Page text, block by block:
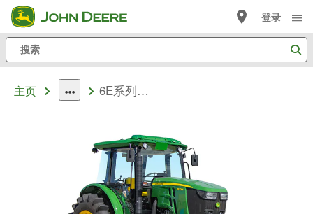
跳
至
主
内
容
搜
索
登录
主页
dropdown
6E系列基础型1204